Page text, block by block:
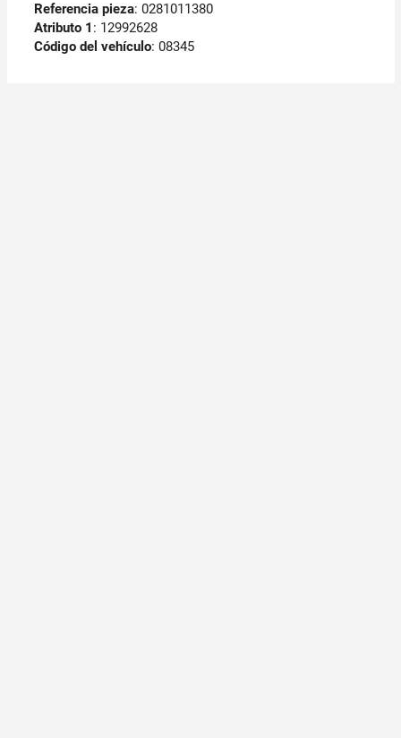
Referencia pieza: 0281011380
Atributo 1 : 12992628
Código del vehículo: 08345